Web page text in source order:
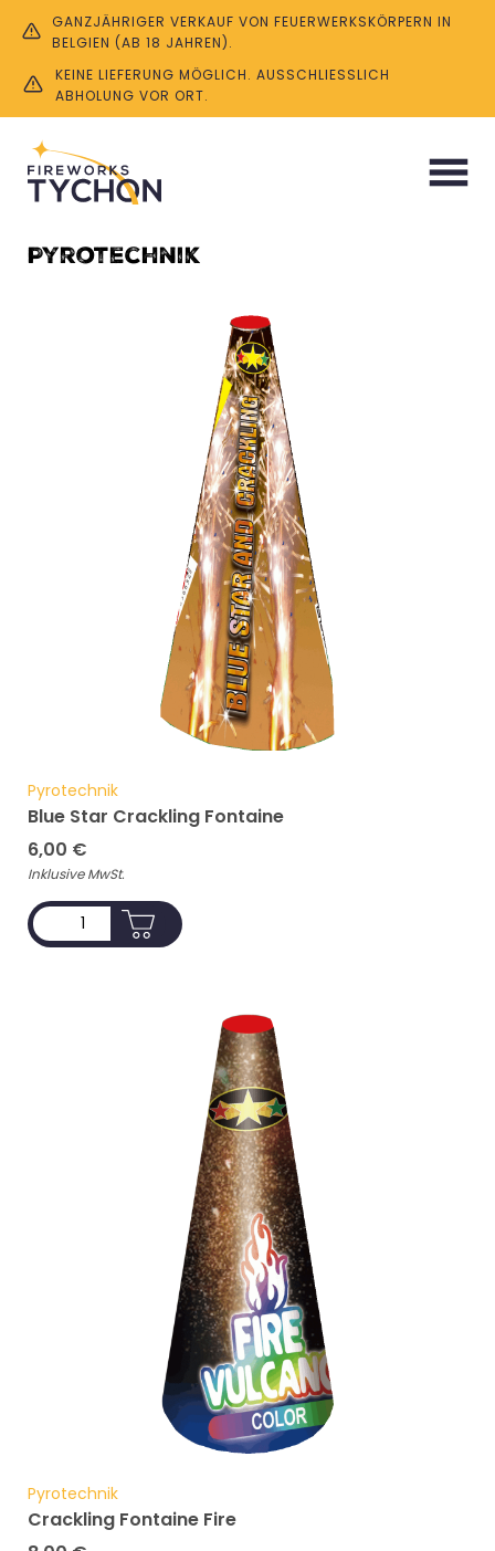
GANZJÄHRIGER VERKAUF VON FEUERWERKSKÖRPERN IN
BELGIEN (AB 18 JAHREN).
KEINE LIEFERUNG MÖGLICH. AUSSCHLIESSLICH A
BHOLUNG VOR ORT.
Start/ Pyrotechnik
Pyrotechnik
Pyrotechnik
Blue Star Crackling Fontaine
6,00 €
Inklusive MwSt.
Pyrotechnik
Crackling Fontaine Fire